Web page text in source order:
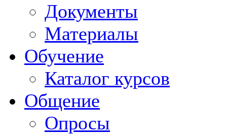
Документы
Материалы
Обучение
Каталог курсов
Общение
Опросы